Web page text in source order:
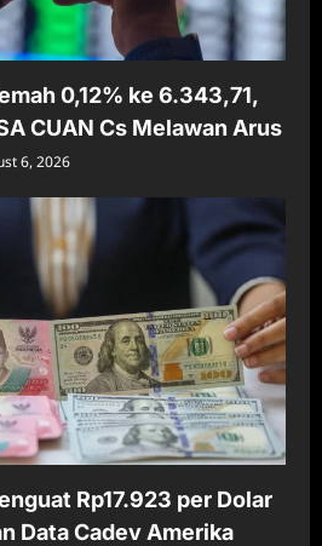
0,12% ke 6.343,71,
CUAN Cs Melawan Arus
6, 2026
Rp17.923 per Dolar
Data Cadev Amerika